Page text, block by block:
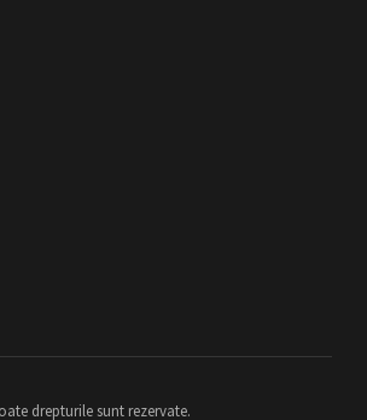
drepturile sunt rezervate.